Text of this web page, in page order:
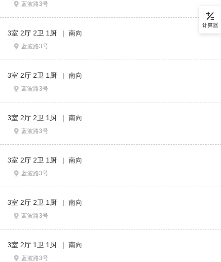
蓝波路3号
3室 2厅 2卫 1厨 | 南向
蓝波路3号
3室 2厅 2卫 1厨 | 南向
蓝波路3号
3室 2厅 2卫 1厨 | 南向
蓝波路3号
3室 2厅 2卫 1厨 | 南向
蓝波路3号
3室 2厅 2卫 1厨 | 南向
蓝波路3号
3室 2厅 1卫 1厨 | 南向
蓝波路3号